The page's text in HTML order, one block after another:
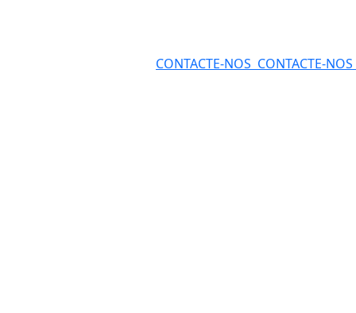
CONTACTE-NOS CONTACTE-NOS